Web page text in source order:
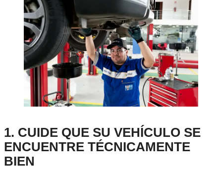
1. CUIDE QUE SU VEHÍCULO SE
ENCUENTRE TÉCNICAMENTE
BIEN